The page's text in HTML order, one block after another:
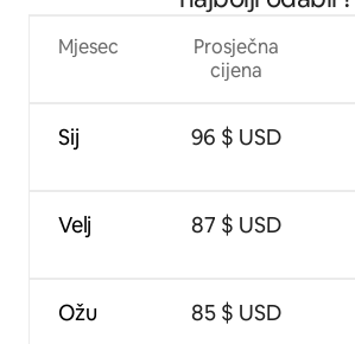
Mjesec
Sij
Velj
Ožu
Prosječna
cijena
96 $ USD
87 $ USD
85 $ USD